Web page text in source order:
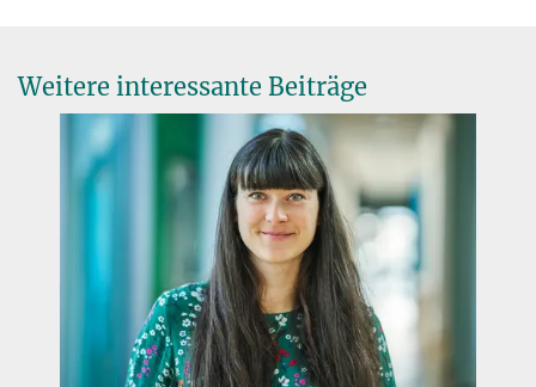
Weitere interessante Beiträge